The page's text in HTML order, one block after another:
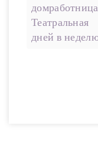
Театральная
дней в